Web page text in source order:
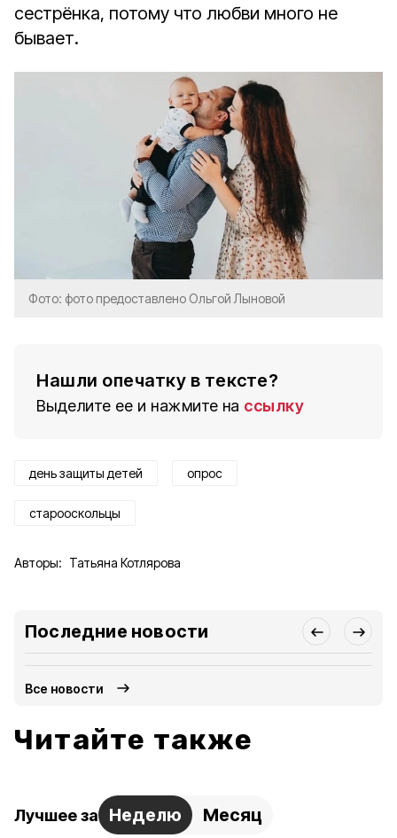
сестрёнка, потому что любви много не
бывает.
Фото: фото предоставлено Ольгой Лыновой
Нашли опечатку в тексте?
Выделите ее и нажмите на ссылку
день защиты детей опрос
старооскольцы
Авторы: Татьяна Котлярова
Последние новости
Все новости
Читайте также
Лучшее за Неделю Месяц